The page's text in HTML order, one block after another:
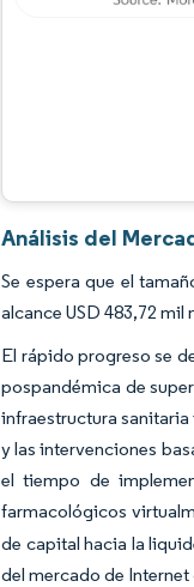
Análisis del
Se espera que el
alcance USD 483,72 mil
El rápido progreso se
pospandémica de
infraestructura
y las intervenciones
el tiempo de
farmacológicos
de capital hacia la
del mercado de Internet